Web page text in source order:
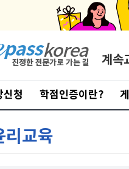
계속
신청 학점인증이란?
리교육